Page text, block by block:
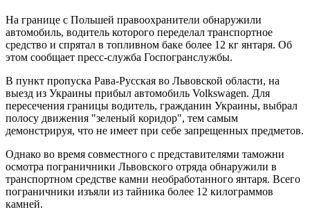
На границе с Польшей правоохранители обнаружили
автомобиль, водитель которого переделал транспортное
средство и спрятал в топливном баке более 12 кг янтаря. Об
этом сообщает пресс-служба Госпогранслужбы.
В пункт пропуска Рава-Русская во Львовской области, на
выезд из Украины прибыл автомобиль Volkswagen. Для
пересечения границы водитель, гражданин Украины, выбрал
полосу движения "зеленый коридор", тем самым
демонстрируя, что не имеет при себе запрещенных предметов.
Однако во время совместного с представителями таможни
осмотра пограничники Львовского отряда обнаружили в
транспортном средстве камни необработанного янтаря. Всего
пограничники изъяли из тайника более 12 килограммов
камней.